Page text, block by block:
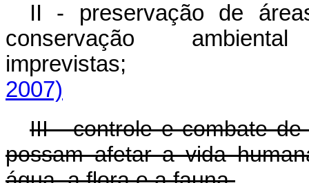
II - preservação de
conservação
2007)
III - controle e combate
possam afetar a vida